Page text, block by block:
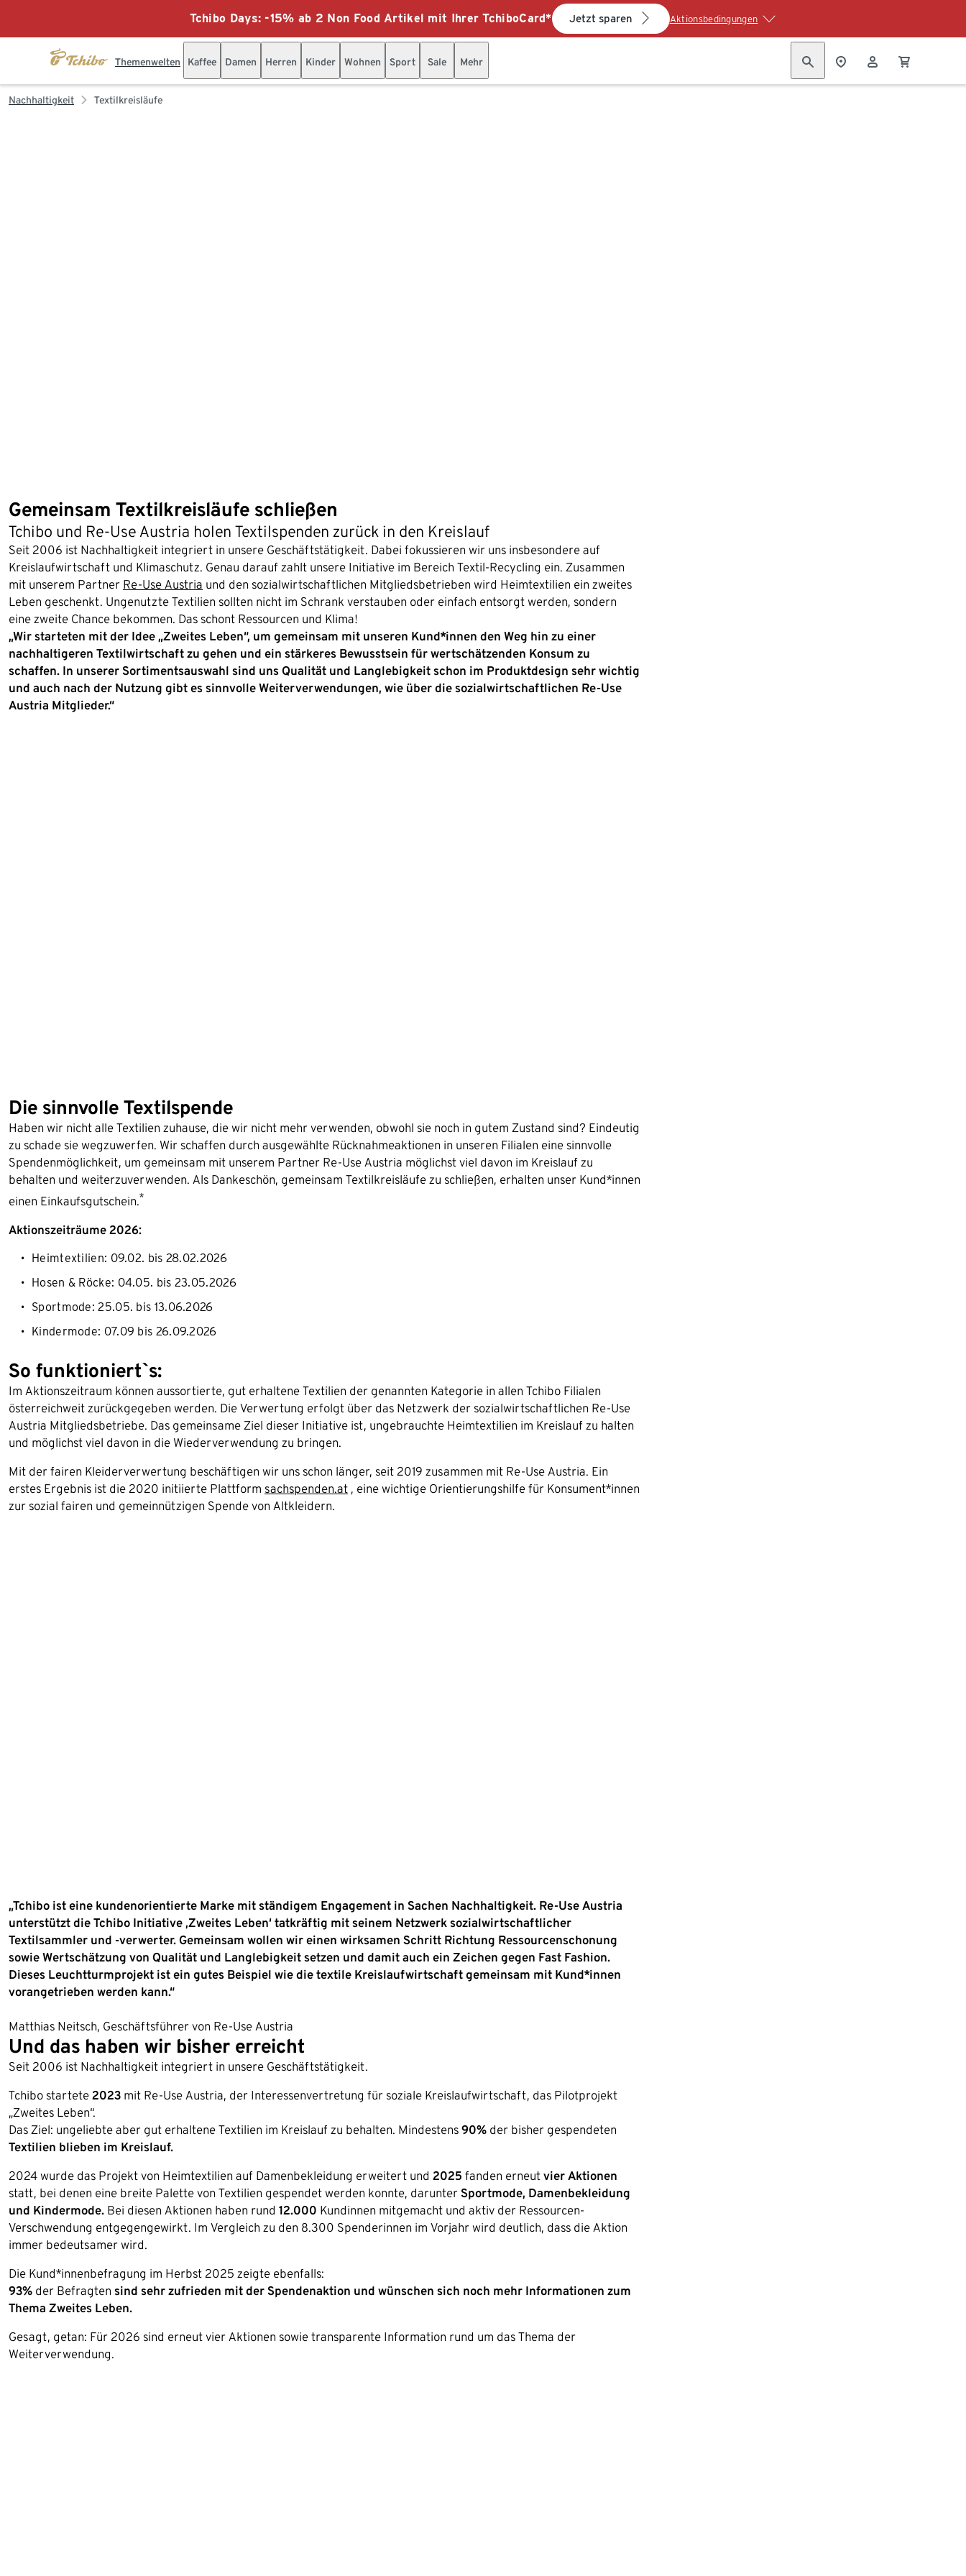
Tchibo Days: -15% ab 2 Non Food Artikel mit Ihrer TchiboCard* Jetzt sparen Aktionsbedingungen
Themenwelten Kaffee Damen Herren Kinder Wohnen Sport Sale Mehr
Nachhaltigkeit Textilkreisläufe
Gemeinsam Textilkreisläufe schließen
Tchibo und Re-Use Austria holen Textilspenden zurück in den Kreislauf
Seit 2006 ist Nachhaltigkeit integriert in unsere Geschäftstätigkeit. Dabei fokussieren wir uns insbesondere auf
Kreislaufwirtschaft und Klimaschutz. Genau darauf zahlt unsere Initiative im Bereich Textil-Recycling ein. Zusammen
mit unserem Partner Re-Use Austria und den sozialwirtschaftlichen Mitgliedsbetrieben wird Heimtextilien ein zweites
Leben geschenkt. Ungenutzte Textilien sollten nicht im Schrank verstauben oder einfach entsorgt werden, sondern
eine zweite Chance bekommen. Das schont Ressourcen und Klima!
„Wir starteten mit der Idee „Zweites Leben“, um gemeinsam mit unseren Kund*innen den Weg hin zu einer
nachhaltigeren Textilwirtschaft zu gehen und ein stärkeres Bewusstsein für wertschätzenden Konsum zu
schaffen. In unserer Sortimentsauswahl sind uns Qualität und Langlebigkeit schon im Produktdesign sehr wichtig
und auch nach der Nutzung gibt es sinnvolle Weiterverwendungen, wie über die sozialwirtschaftlichen Re-Use
Austria Mitglieder.“
Die sinnvolle Textilspende
Haben wir nicht alle Textilien zuhause, die wir nicht mehr verwenden, obwohl sie noch in gutem Zustand sind? Eindeutig
zu schade sie wegzuwerfen. Wir schaffen durch ausgewählte Rücknahmeaktionen in unseren Filialen eine sinnvolle
Spendenmöglichkeit, um gemeinsam mit unserem Partner Re-Use Austria möglichst viel davon im Kreislauf zu
behalten und weiterzuverwenden. Als Dankeschön, gemeinsam Textilkreisläufe zu schließen, erhalten unser Kund*innen
einen Einkaufsgutschein.*
Aktionszeiträume 2026:
Heimtextilien: 09.02. bis 28.02.2026
Hosen & Röcke: 04.05. bis 23.05.2026
Sportmode: 25.05. bis 13.06.2026
Kindermode: 07.09 bis 26.09.2026
So funktioniert`s:
Im Aktionszeitraum können aussortierte, gut erhaltene Textilien der genannten Kategorie in allen Tchibo Filialen
österreichweit zurückgegeben werden. Die Verwertung erfolgt über das Netzwerk der sozialwirtschaftlichen Re-Use
Austria Mitgliedsbetriebe. Das gemeinsame Ziel dieser Initiative ist, ungebrauchte Heimtextilien im Kreislauf zu halten
und möglichst viel davon in die Wiederverwendung zu bringen.
Mit der fairen Kleiderverwertung beschäftigen wir uns schon länger, seit 2019 zusammen mit Re-Use Austria. Ein
erstes Ergebnis ist die 2020 initiierte Plattform sachspenden.at , eine wichtige Orientierungshilfe für Konsument*innen
zur sozial fairen und gemeinnützigen Spende von Altkleidern.
„Tchibo ist eine kundenorientierte Marke mit ständigem Engagement in Sachen Nachhaltigkeit. Re-Use Austria
unterstützt die Tchibo Initiative ‚Zweites Leben‘ tatkräftig mit seinem Netzwerk sozialwirtschaftlicher
Textilsammler und -verwerter. Gemeinsam wollen wir einen wirksamen Schritt Richtung Ressourcenschonung
sowie Wertschätzung von Qualität und Langlebigkeit setzen und damit auch ein Zeichen gegen Fast Fashion.
Dieses Leuchtturmprojekt ist ein gutes Beispiel wie die textile Kreislaufwirtschaft gemeinsam mit Kund*innen
vorangetrieben werden kann.“
Matthias Neitsch, Geschäftsführer von Re-Use Austria
Und das haben wir bisher erreicht
Seit 2006 ist Nachhaltigkeit integriert in unsere Geschäftstätigkeit.
Tchibo startete 2023 mit Re-Use Austria, der Interessenvertretung für soziale Kreislaufwirtschaft, das Pilotprojekt
„Zweites Leben“.
Das Ziel: ungeliebte aber gut erhaltene Textilien im Kreislauf zu behalten. Mindestens 90% der bisher gespendeten
Textilien blieben im Kreislauf.
2024 wurde das Projekt von Heimtextilien auf Damenbekleidung erweitert und 2025 fanden erneut vier Aktionen
statt, bei denen eine breite Palette von Textilien gespendet werden konnte, darunter Sportmode, Damenbekleidung
und Kindermode. Bei diesen Aktionen haben rund 12.000 Kundinnen mitgemacht und aktiv der Ressourcen-
Verschwendung entgegengewirkt. Im Vergleich zu den 8.300 Spenderinnen im Vorjahr wird deutlich, dass die Aktion
immer bedeutsamer wird.
Die Kund*innenbefragung im Herbst 2025 zeigte ebenfalls:
93% der Befragten sind sehr zufrieden mit der Spendenaktion und wünschen sich noch mehr Informationen zum
Thema Zweites Leben.
Gesagt, getan: Für 2026 sind erneut vier Aktionen sowie transparente Information rund um das Thema der
Weiterverwendung.